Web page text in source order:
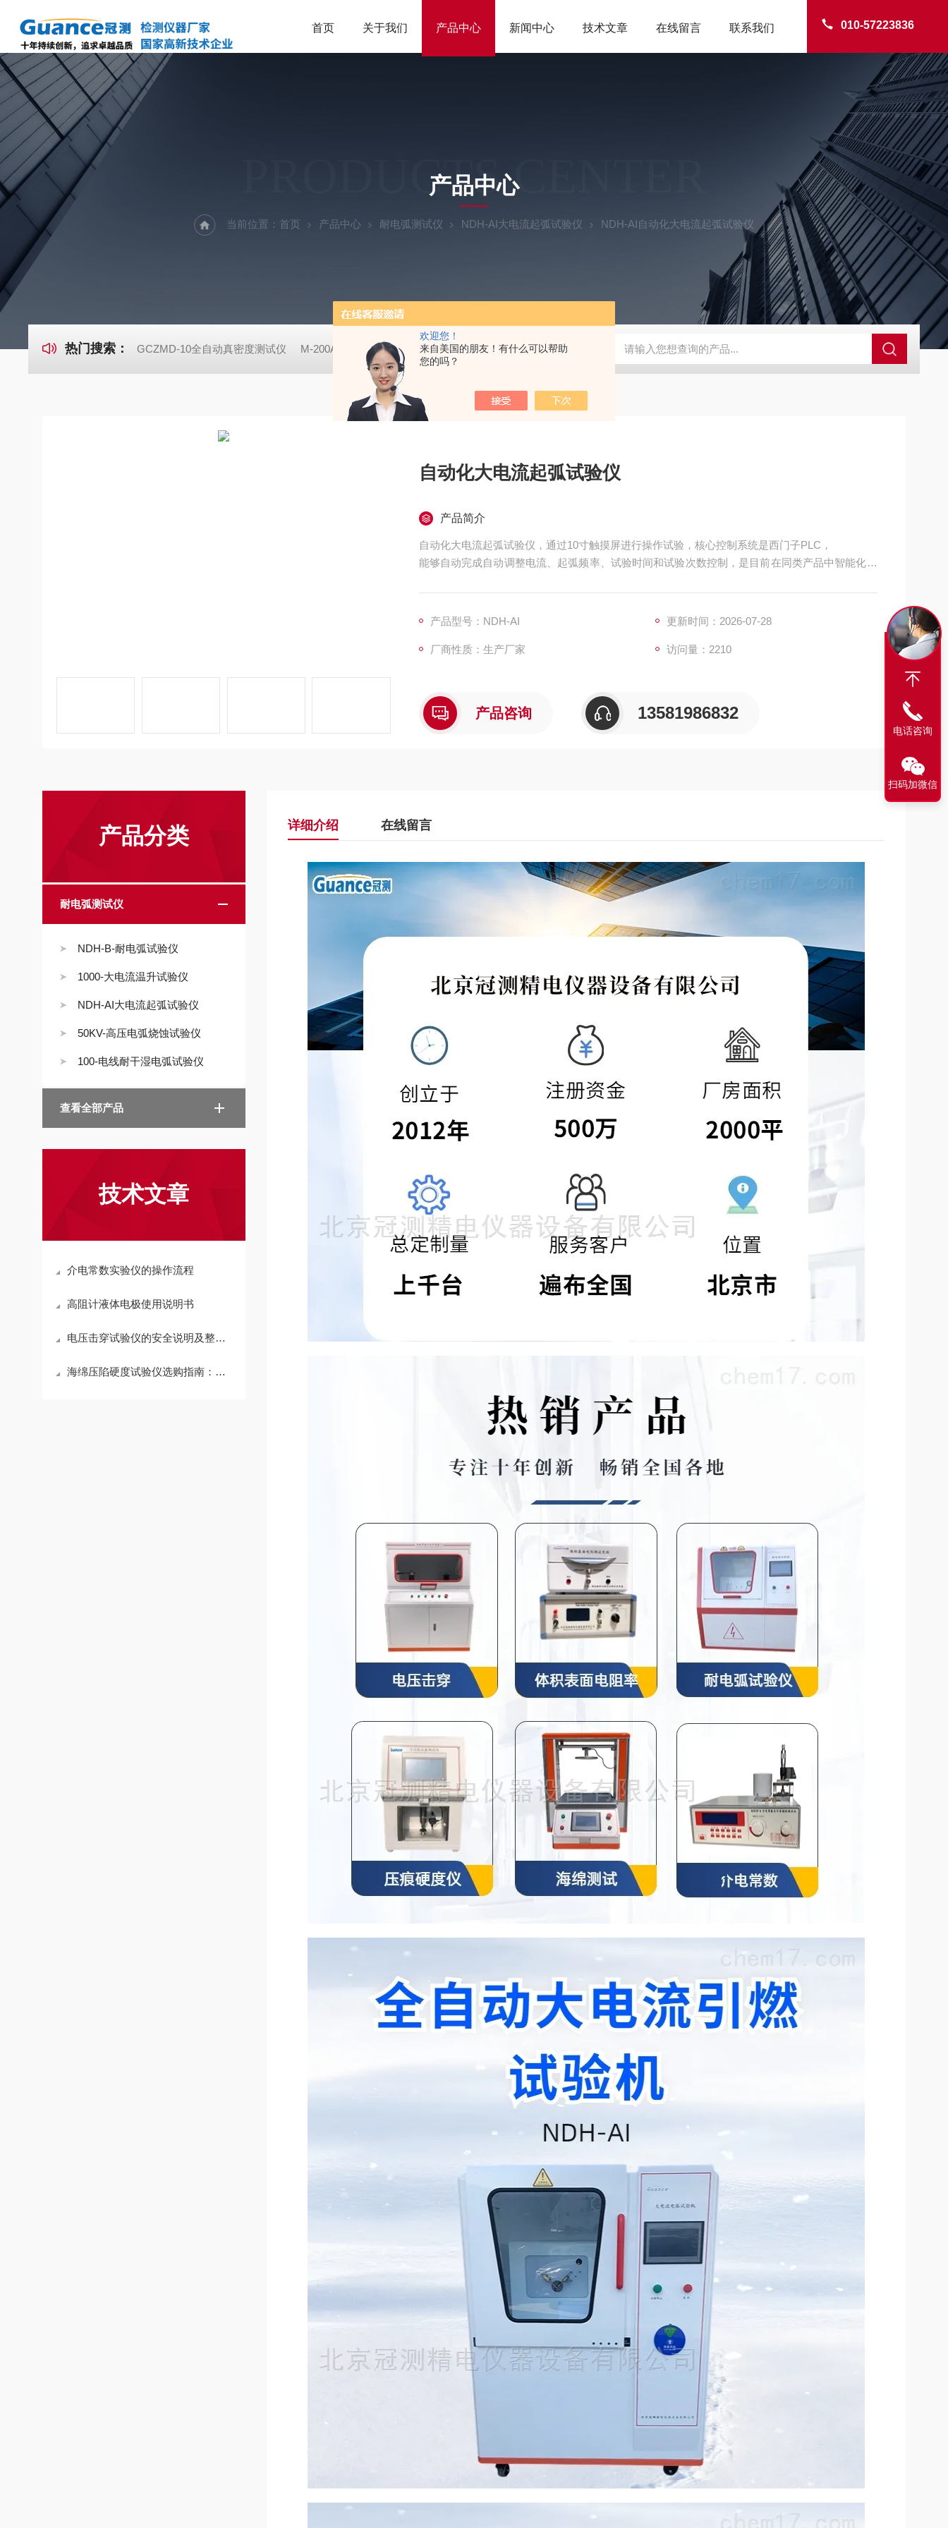
欢迎您！
来自美国的朋友！有什么可以帮助
您的吗？
010-57223836
首页 关于我们 产品中心 新闻中心 技术文章 在线留言 联系我们
PRODUCTS CENTER
产品中心
当前位置： 首页 产品中心 耐电弧测试仪 NDH-AI大电流起弧试验仪 NDH-AI自动化大电流起弧试验仪
热门搜索： GCZMD-10全自动真密度测试仪 M-200A微动摩擦磨损实验机 GCDDJ-50Kv电压击穿试验仪-微机控制 GCDDJ-50Kv绝缘材料电压击穿强度试验机 GCDDJ-100Kv
自动化大电流起弧试验仪
产品简介
自动化大电流起弧试验仪，通过10寸触摸屏进行操作试验，核心控制系统是西门子PLC，
能够自动完成自动调整电流、起弧频率、试验时间和试验次数控制，是目前在同类产品中智能化和
产品型号：NDH-AI 更新时间：2026-07-28
厂商性质：生产厂家 访问量：2210
产品咨询 13581986832
产品分类
耐电弧测试仪
NDH-B-耐电弧试验仪
1000-大电流温升试验仪
NDH-AI大电流起弧试验仪
50KV-高压电弧烧蚀试验仪
100-电线耐干湿电弧试验仪
查看全部产品
技术文章
介电常数实验仪的操作流程
高阻计液体电极使用说明书
电压击穿试验仪的安全说明及整机组成
海绵压陷硬度试验仪选购指南：选对设备，为海绵质量把关
详细介绍 在线留言
电话咨询
扫码加微信